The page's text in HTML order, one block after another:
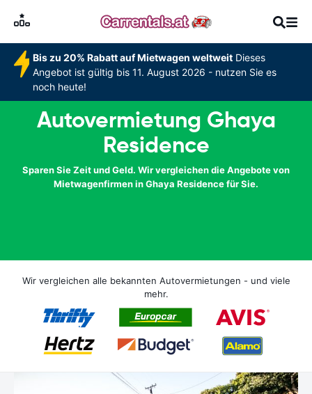
Bis zu 20% Rabatt auf Mietwagen weltweitDieses
Angebot ist gültig bis 11. August 2026 - nutzen Sie es
noch heute!
Autovermietung Ghaya
Residence
Sparen Sie Zeit und Geld. Wir vergleichen die Angebote von
Mietwagenfirmen in Ghaya Residence für Sie.
Wir vergleichen alle bekannten Autovermietungen - und viele
mehr.